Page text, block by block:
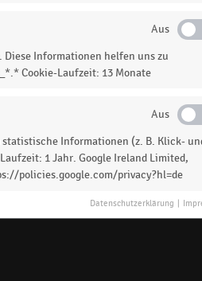
IT-
Textilhändler
Informationen helfen uns zu
Cookie-Laufzeit: 13 Monate
statistische Informationen (z. B. Klick-
1 Jahr. Google Ireland Limited,
policies.google.com/privacy?hl=de
Datenschutzerklärung